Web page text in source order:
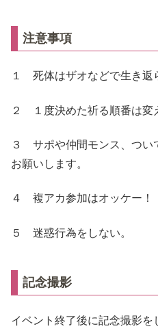
注意事項
１ 死体はザオなどで生き返
２ １度決めた祈る順番は変
３ サポや仲間モンス、つい
お願いします。
４ 複アカ参加はオッケー！
５ 迷惑行為をしない。
記念撮影
イベント終了後に記念撮影を